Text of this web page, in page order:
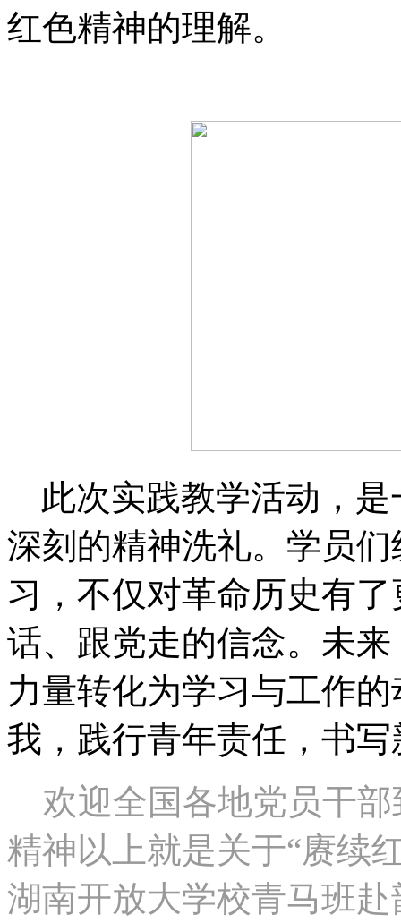
红色精神的理解。
此次实践教学活动，
深刻的精神洗礼。学员
习，不仅对革命历史有
话、跟党走的信念。未
力量转化为学习与工作
我，践行青年责任，书
欢迎全国各地党员干
精神以上就是关于“赓
湖南开放大学校青马班